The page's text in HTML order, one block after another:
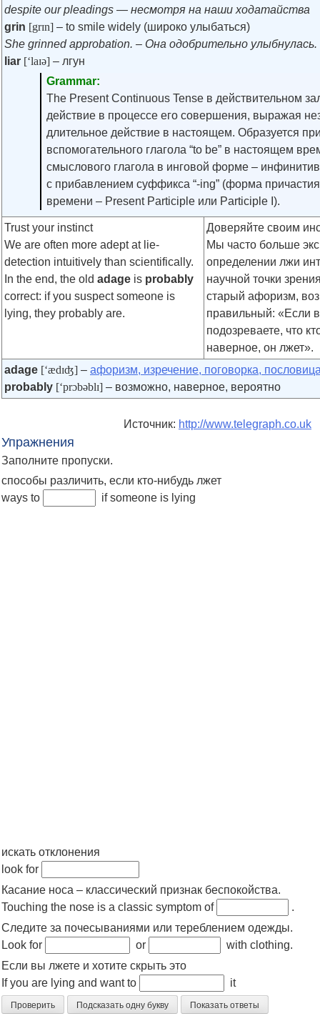
despite our pleadings — несмотря на наши ходатайства
grin [grɪn] – to smile widely (широко улыбаться)
She grinned approbation. – Она одобрительно улыбнулась.
liar [‘laɪə] – лгун
Grammar:
The Present Continuous Tense в действительном
действие в процессе его совершения, выражая
длительное действие в настоящем. Образуется
вспомогательного глагола “to be” в настоящем
смыслового глагола в инговой форме –
с прибавлением суффикса “-ing” (форма
времени – Present Participle или Participle I).
Trust your instinct
We are often more adept at lie-
detection intuitively than scientifically.
In the end, the old adage is probably
correct: if you suspect someone is
lying, they probably are.
Доверяйте своим
Мы часто больше
определении лжи
научной точки
старый афоризм,
правильный: «Если
подозреваете, что
наверное, он лжет».
adage [‘ædɪʤ] – афоризм, изречение, поговорка,
probably [‘prɔbəblɪ] – возможно, наверное, вероятно
Источник: http://www.telegraph.co.uk
Упражнения
Заполните пропуски.
способы различить, если кто-нибудь лжет
ways to
if someone is lying
искать отклонения
look for
Касание носа – классический признак беспокойства.
Touching the nose is a classic symptom of
.
Следите за почесываниями или тереблением одежды.
Look for
or
with clothing.
Если вы лжете и хотите скрыть это
If you are lying and want to
it
Проверить Подсказать одну букву Показать ответы